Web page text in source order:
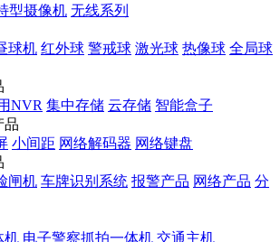
型摄像机 无线系列
球机 红外球 警戒球 激光球 热像球 全局球
NVR 集中存储 云存储 智能盒子
品
小间距 网络解码器 网络键盘
闸机 车牌识别系统 报警产品 网络产品 分
机 电子警察抓拍一体机 交通主机